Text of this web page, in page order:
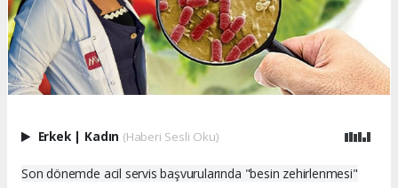
Erkek Kadın (Haberi Sesli Oku)
Son dönemde acil servis başvurularında "besin zehirlenmesi"